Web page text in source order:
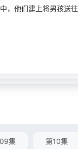
，他们建上将男孩送往
集 第10集